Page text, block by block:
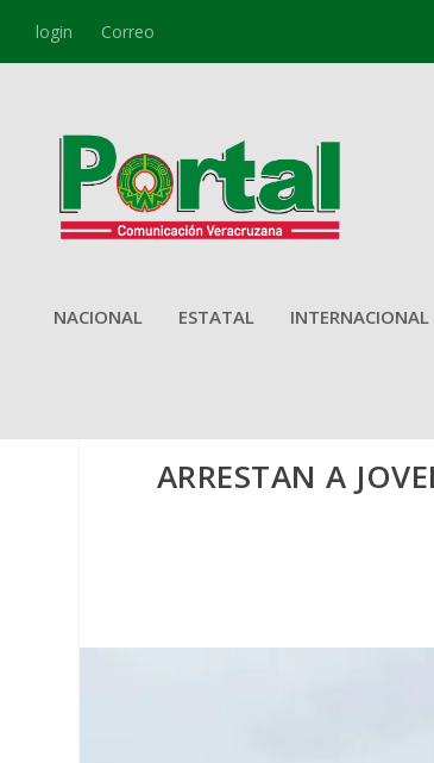
login Correo
NACIONAL ESTATAL INTERNACIONAL
ARRESTAN A